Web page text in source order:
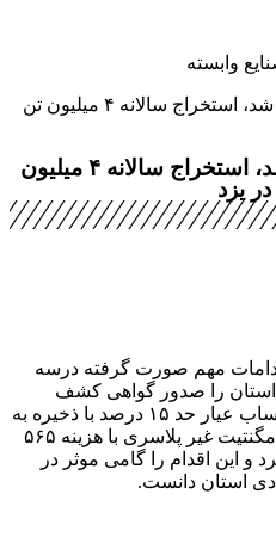
وابسته
D۱۹ وارد فاز بهره‌برداری شد، استخراج سالانه ۴ میلیون تن
D۱۹ وارد فاز بهره‌برداری شد، استخراج سالانه ۴ میلیون
یزد
مهم صورت گرفته درسه
را صدور گواهی کشف
معدن سنگ آهن آریز (d۱۹) با احتساب عیار حد ۱۵ درصد با ذخیره به
میزان ۴۹ میلیون و ۷۰۷ هزار تن مگنتیت غیر پلاسری با هزینه ۵۶۵
کرد و این اقدام را گامی موثر در
استان دانست.